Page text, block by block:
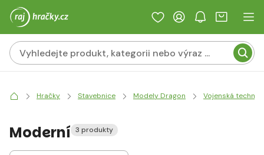
Hračky Stavebnice Modely Dragon Vojenská technika
Moderní 3 produkty